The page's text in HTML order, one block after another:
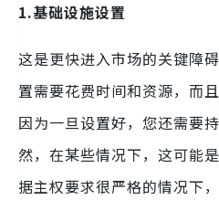
1.基础设施设置
这是更快进入市场的关键障
置需要花费时间和资源，而
因为一旦设置好，您还需要
然，在某些情况下，这可能
据主权要求很严格的情况下